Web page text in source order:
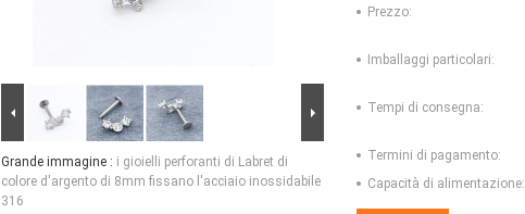
Grande immagine : i gioielli perforanti di Labret di
colore d'argento di 8mm fissano l'acciaio inossidabile
316
Prezzo:
Imballaggi particolari:
Tempi di consegna:
Termini di pagamento:
Capacità di alimentazione: